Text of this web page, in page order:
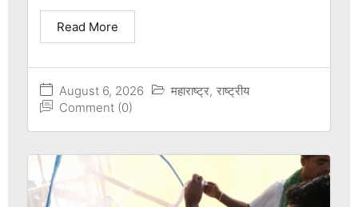
August 6, 2026 महाराष्ट्र, राष्ट्रीय
Comment (0)
Read More